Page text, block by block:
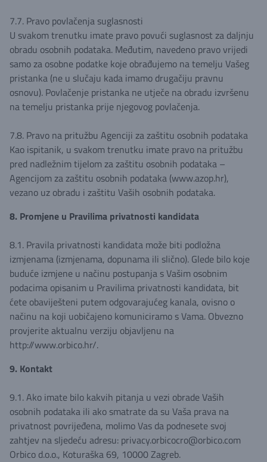
7.7. Pravo povlačenja suglasnosti
U svakom trenutku imate pravo povući suglasnost za daljnju
obradu osobnih podataka. Međutim, navedeno pravo vrijedi
samo za osobne podatke koje obrađujemo na temelju Vašeg
pristanka (ne u slučaju kada imamo drugačiju pravnu
osnovu). Povlačenje pristanka ne utječe na obradu izvršenu
na temelju pristanka prije njegovog povlačenja.
7.8. Pravo na pritužbu Agenciji za zaštitu osobnih podataka
Kao ispitanik, u svakom trenutku imate pravo na pritužbu
pred nadležnim tijelom za zaštitu osobnih podataka –
Agencijom za zaštitu osobnih podataka (www.azop.hr),
vezano uz obradu i zaštitu Vaših osobnih podataka.
8. Promjene u Pravilima privatnosti kandidata
8.1. Pravila privatnosti kandidata može biti podložna
izmjenama (izmjenama, dopunama ili slično). Glede bilo koje
buduće izmjene u načinu postupanja s Vašim osobnim
podacima opisanim u Pravilima privatnosti kandidata, bit
ćete obaviješteni putem odgovarajućeg kanala, ovisno o
načinu na koji uobičajeno komuniciramo s Vama. Obvezno
provjerite aktualnu verziju objavljenu na
http://www.orbico.hr/.
9. Kontakt
9.1. Ako imate bilo kakvih pitanja u vezi obrade Vaših
osobnih podataka ili ako smatrate da su Vaša prava na
privatnost povrijeđena, molimo Vas da podnesete svoj
zahtjev na sljedeću adresu: privacy.orbicocro@orbico.com
Orbico d.o.o., Koturaška 69, 10000 Zagreb.